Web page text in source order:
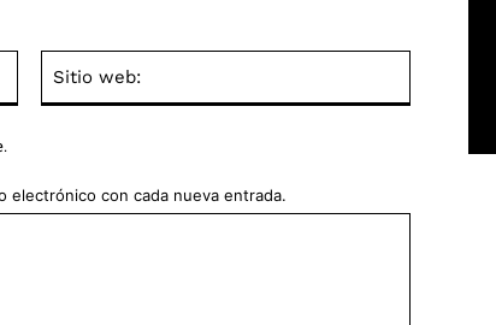
electrónico:*
electrónico con cada nueva entrada.